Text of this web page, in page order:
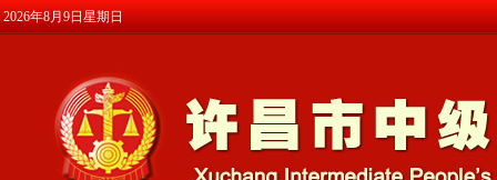
2026年8月9日星期日